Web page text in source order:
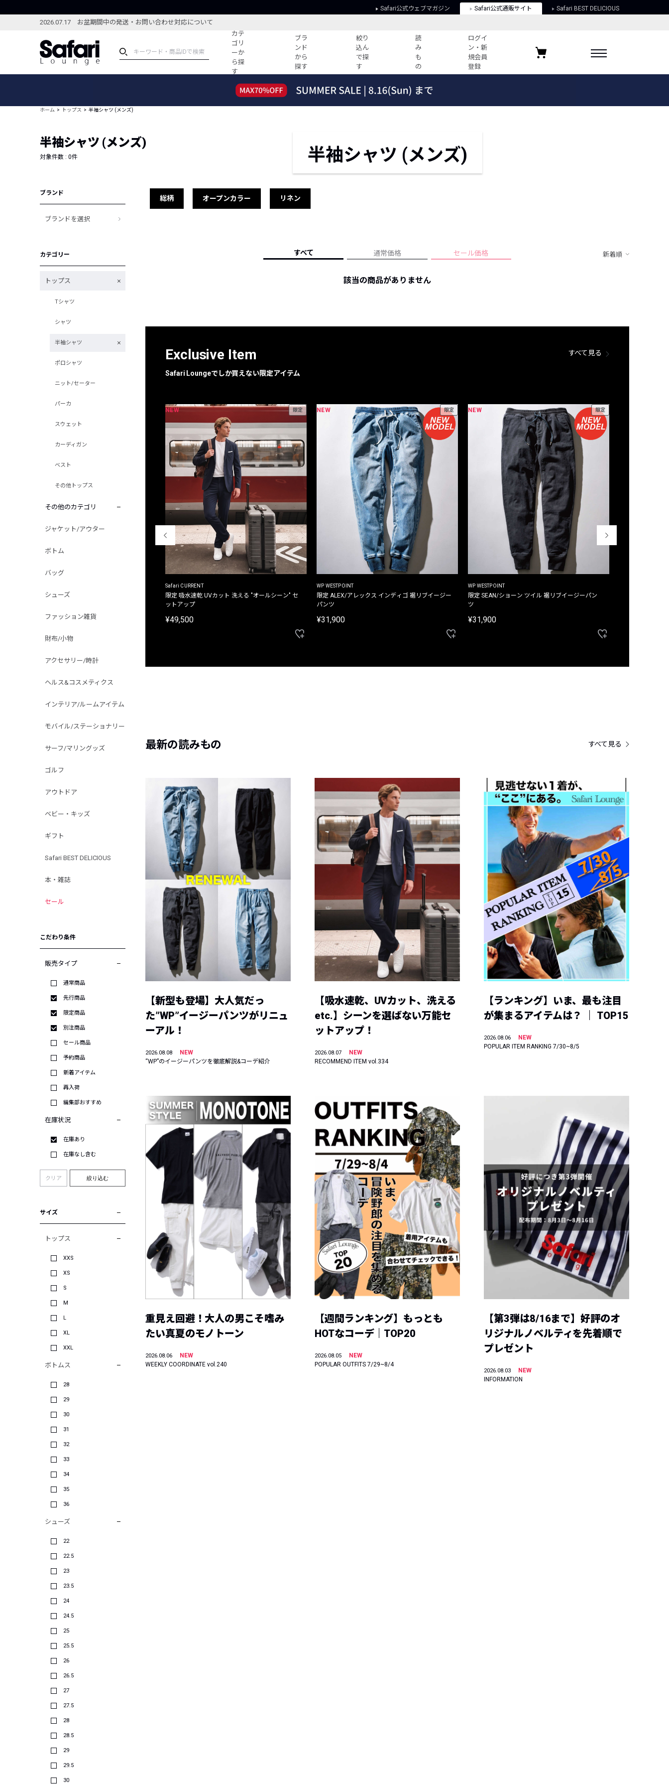
Safari公式ウェブマガジン Safari公式通販サイト Safari BEST DELICIOUS
2026.07.17 お盆期間中の発送・お問い合わせ対応について
カテ
ゴリ
ーか
ら探
す
ブラ
ンド
から
探す
絞り
込ん
で探
す
読
み
も
の
ログイ
ン・新
規会員
登録
ブランドから探す
新着アイテム
編集部のおすすめアイテム
セール
すべての記事
HOTなコーデ TOP20
新ブランドご紹介！
ピックアップアイテム
フォーカスブランド
セールおすすめアイテム
会社概要
お気に入りブランド
ホーム トップス 半袖シャツ (メンズ)
半袖シャツ (メンズ)
対象件数 : 0件
ブランド
ブランドを選択
カテゴリー
トップス
Tシャツ
シャツ
半袖シャツ
ポロシャツ
ニット/セーター
パーカ
スウェット
カーディガン
ベスト
その他トップス
その他のカテゴリ
ジャケット/アウター
ボトム
バッグ
シューズ
ファッション雑貨
財布/小物
アクセサリー/時計
ヘルス&コスメティクス
インテリア/ルームアイテム
モバイル/ステーショナリー
サーフ/マリングッズ
ゴルフ
アウトドア
ベビー・キッズ
ギフト
Safari BEST DELICIOUS
本・雑誌
セール
こだわり条件
販売タイプ
通常商品
先行商品
限定商品
別注商品
セール商品
予約商品
新着アイテム
再入荷
編集部おすすめ
在庫状況
在庫あり
在庫なし含む
クリア 絞り込む
サイズ
トップス
XXS
XS
S
M
L
XL
XXL
ボトムス
28
29
30
31
32
33
34
35
36
シューズ
22
22.5
23
23.5
24
24.5
25
25.5
26
26.5
27
27.5
28
28.5
29
29.5
30
半袖シャツ (メンズ)
総柄 オープンカラー リネン
すべて 通常価格 セール価格 新着順
該当の商品がありません
Exclusive Item
Safari Loungeでしか買えない限定アイテム
すべて見る
別注限定 フード付き チェックシャツジャケット
NEW 限定
Safari CURRENT
限定 吸水速乾 UVカット 洗える "オールシーン" セ
ットアップ
¥49,500
NEW 限定
WP WESTPOINT
限定 ALEX/アレックス インディゴ 裾リブイージー
パンツ
¥31,900
NEW 限定
WP WESTPOINT
限定 SEAN/ショーン ツイル 裾リブイージーパン
ツ
¥31,900
最新の読みもの すべて見る
【新型も登場】大人気だっ
た”WP”イージーパンツがリニュ
ーアル！
2026.08.08
NEW
“WP”のイージーパンツを徹底解説&コーデ紹介
【吸水速乾、UVカット、洗える
etc.】シーンを選ばない万能セ
ットアップ！
2026.08.07
NEW
RECOMMEND ITEM vol.334
【ランキング】いま、最も注目
が集まるアイテムは？ ｜ TOP15
2026.08.06
NEW
POPULAR ITEM RANKING 7/30~8/5
重見え回避！大人の男こそ嗜み
たい真夏のモノトーン
2026.08.06
NEW
WEEKLY COORDINATE vol.240
【週間ランキング】もっとも
HOTなコーデ｜TOP20
2026.08.05
NEW
POPULAR OUTFITS 7/29~8/4
【第3弾は8/16まで】好評のオ
リジナルノベルティを先着順で
プレゼント
2026.08.03
NEW
INFORMATION